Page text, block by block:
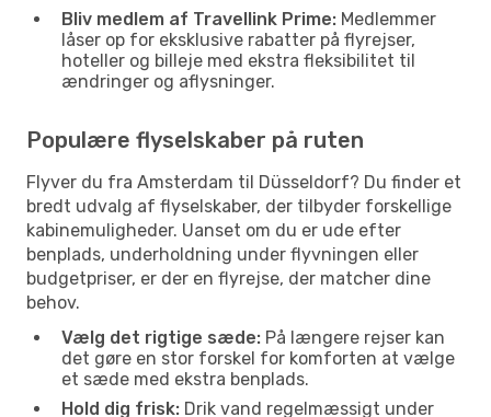
Bliv medlem af Travellink Prime: Medlemmer
låser op for eksklusive rabatter på flyrejser,
hoteller og billeje med ekstra fleksibilitet til
ændringer og aflysninger.
Populære flyselskaber på ruten
Flyver du fra Amsterdam til Düsseldorf? Du finder et
bredt udvalg af flyselskaber, der tilbyder forskellige
kabinemuligheder. Uanset om du er ude efter
benplads, underholdning under flyvningen eller
budgetpriser, er der en flyrejse, der matcher dine
behov.
Vælg det rigtige sæde: På længere rejser kan
det gøre en stor forskel for komforten at vælge
et sæde med ekstra benplads.
Hold dig frisk: Drik vand regelmæssigt under